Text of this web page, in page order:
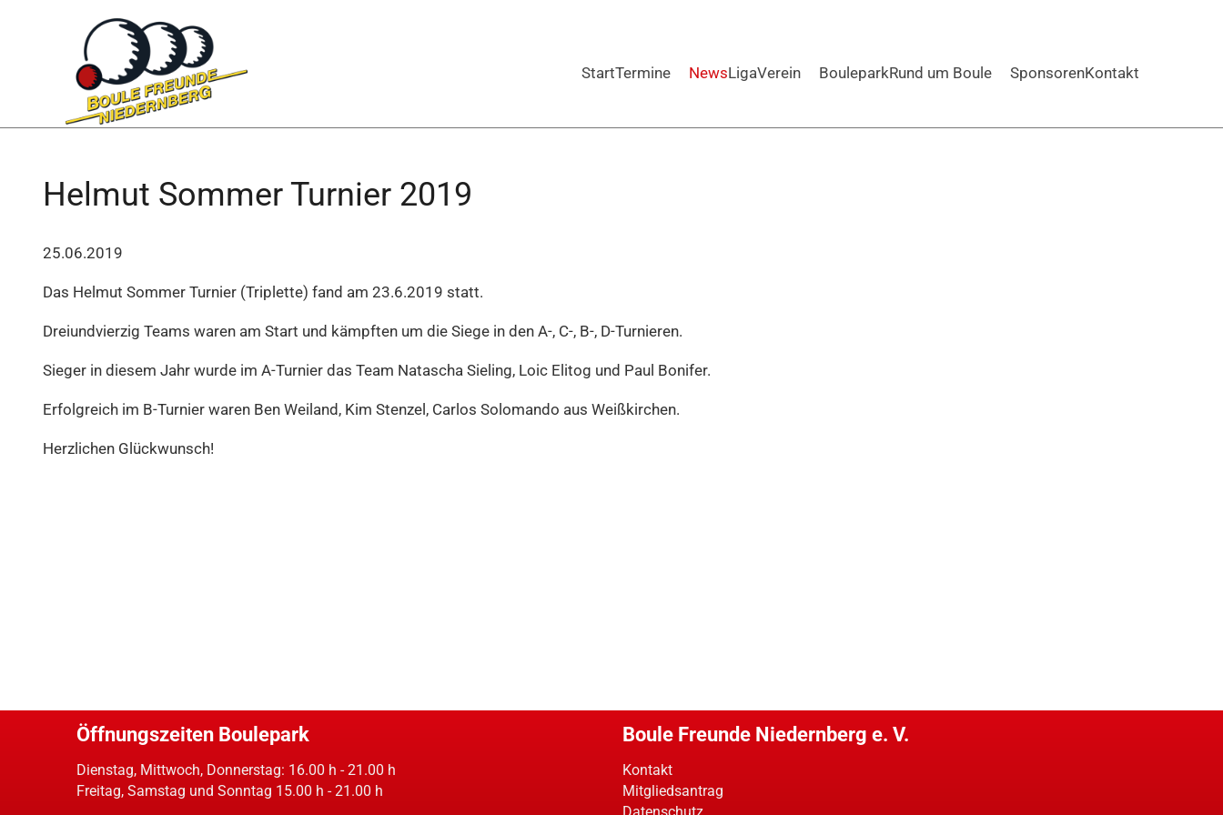
StartTermine NewsLigaVerein BouleparkRund um Boule SponsorenKontakt
Helmut Sommer Turnier 2019
25.06.2019
Das Helmut Sommer Turnier (Triplette) fand am 23.6.2019 statt.
Dreiundvierzig Teams waren am Start und kämpften um die Siege in den A-, C-, B-, D-Turnieren.
Sieger in diesem Jahr wurde im A-Turnier das Team Natascha Sieling, Loic Elitog und Paul Bonifer.
Erfolgreich im B-Turnier waren Ben Weiland, Kim Stenzel, Carlos Solomando aus Weißkirchen.
Herzlichen Glückwunsch!
Öffnungszeiten Boulepark
Dienstag, Mittwoch, Donnerstag: 16.00 h - 21.00 h
Freitag, Samstag und Sonntag 15.00 h - 21.00 h
Boule Freunde Niedernberg e. V.
Kontakt
Mitgliedsantrag